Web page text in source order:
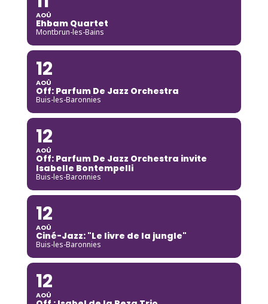
AOÛ
Ehbam Quartet
Montbrun-les-Bains
12
AOÛ
Off: Parfum De Jazz Orchestra
Buis-les-Baronnies
12
AOÛ
Off: Parfum De Jazz Orchestra invite
Isabelle Bontempelli
Buis-les-Baronnies
12
AOÛ
Ciné-Jazz: "Le livre de la jungle"
Buis-les-Baronnies
12
AOÛ